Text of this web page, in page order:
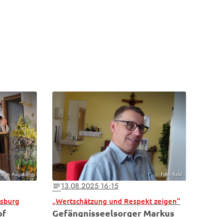
Augsburg Foto: Rabl
notes13.08.2025 16:15
„Wertschätzung und Respekt zeigen“
Gefängnisseelsorger Markus